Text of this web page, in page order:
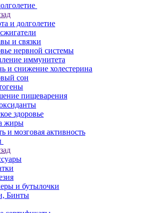
и долголетие
и связки
нервной системы
иммунитета
и снижение холестерина
сон
пищеварения
здоровье
жиры
и мозговая активность
и бутылочки
Бинты